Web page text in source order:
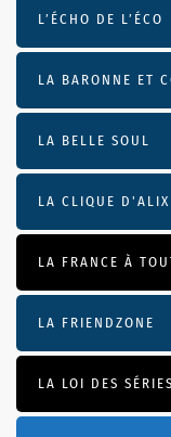
L’ÉCHO DE L’ÉCO
LA BARONNE ET
LA BELLE SOUL
LA CLIQUE D'ALIX
LA FRANCE À
LA FRIENDZONE
LA LOI DES